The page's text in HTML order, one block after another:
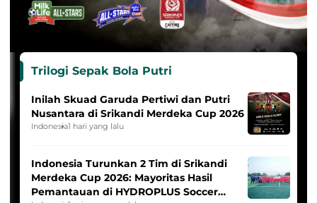
Trilogi Sepak Bola Putri
Inilah Skuad Garuda Pertiwi dan Putri
Nusantara di Srikandi Merdeka Cup 2026
Indonesia1 hari yang lalu
Indonesia Turunkan 2 Tim di Srikandi
Merdeka Cup 2026: Mayoritas Hasil
Pemantauan di HYDROPLUS Soccer